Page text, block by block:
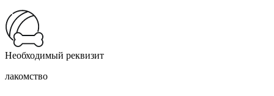
Необходимый реквизит
лакомство